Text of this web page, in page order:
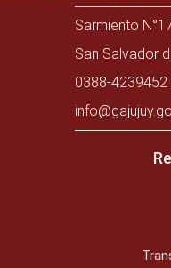
Sarmiento
San Salvador
0388-